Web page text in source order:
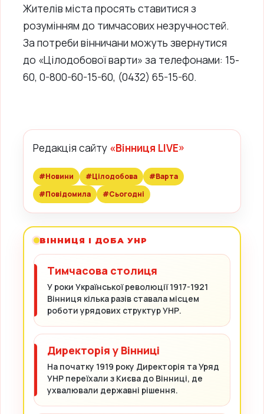
Жителів міста просять ставитися з
розумінням до тимчасових незручностей.
За потреби вінничани можуть звернутися
до «Цілодобової варти» за телефонами: 15-
60, 0-800-60-15-60, (0432) 65-15-60.
Редакція сайту «Вінниця LIVE»
#Новини #Цілодобова
#Варта
#Повідомила
#Сьогодні
ВІННИЦЯ І ДОБА УНР
Тимчасова столиця
У роки Української революції 1917-1921
Вінниця кілька разів ставала місцем
роботи урядових структур УНР.
Директорія у Вінниці
На початку 1919 року Директорія та Уряд
УНР переїхали з Києва до Вінниці, де
ухвалювали державні рішення.